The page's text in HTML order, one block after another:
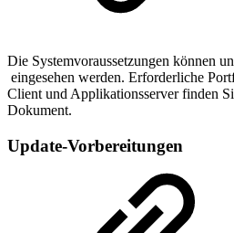
Die Systemvoraussetzungen können
eingesehen werden. Erforderliche
Client und Applikationsserver finden
Dokument.
Update-Vorbereitungen